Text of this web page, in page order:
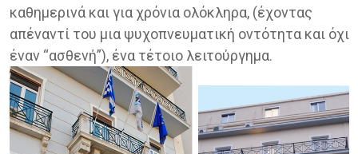
καθημερινά και για χρόνια ολόκληρα, (έχοντας
απέναντί του μια ψυχοπνευματική οντότητα και όχι
έναν “ασθενή”), ένα τέτοιο λειτούργημα.